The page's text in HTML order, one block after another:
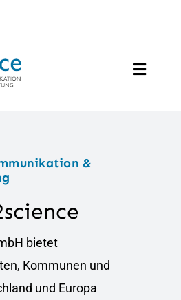
Toggle
&
bietet
Kommunen und
und Europa